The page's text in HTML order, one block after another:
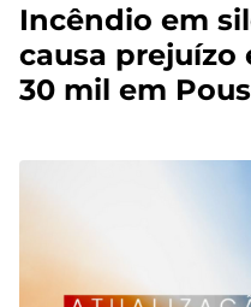
Incêndio em
causa prejuízo
30 mil em